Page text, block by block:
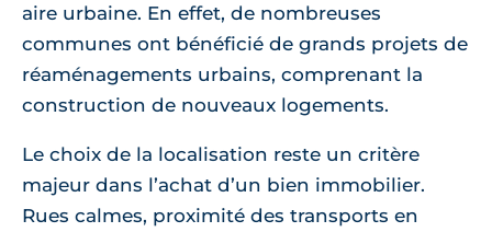
aire urbaine. En effet, de nombreuses
communes ont bénéficié de grands projets de
réaménagements urbains, comprenant la
construction de nouveaux logements.
Le choix de la localisation reste un critère
majeur dans l’achat d’un bien immobilier.
Rues calmes, proximité des transports en